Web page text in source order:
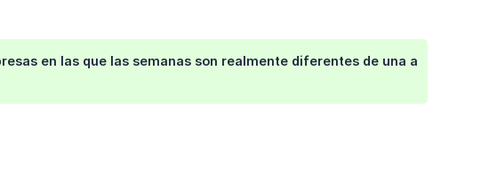
en las que las semanas son realmente diferentes de una a